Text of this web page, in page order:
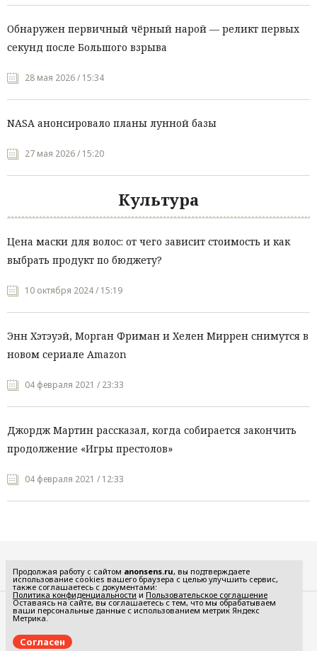
Обнаружен первичный чёрный нарой — реликт первых
секунд после Большого взрыва
28 мая 2026 / 15:34
NASA анонсировало планы лунной базы
27 мая 2026 / 15:20
Культура
Цена маски для волос: от чего зависит стоимость и как
выбрать продукт по бюджету?
10 октября 2024 / 15:19
Энн Хэтэуэй, Морган Фриман и Хелен Миррен снимутся в
новом сериале Amazon
04 февраля 2021 / 23:33
Джордж Мартин рассказал, когда собирается закончить
продолжение «Игры престолов»
04 февраля 2021 / 12:33
Редакция
Реклама
Продолжая работу с сайтом anonsens.ru, вы подтверждаете
использование cookies вашего браузера с целью улучшить сервис,
также соглашаетесь с документами:
Политика конфиденциальности и Пользовательское соглашение
Оставаясь на сайте, вы соглашаетесь с тем, что мы обрабатываем
ваши персональные данные с использованием метрик Яндекс
Метрика.
Согласен